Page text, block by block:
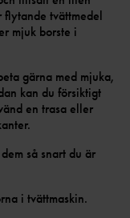
tvättmedel
mjuk borste i
gärna med mjuka,
kan du försiktigt
en trasa eller
så snart du är
i tvättmaskin.